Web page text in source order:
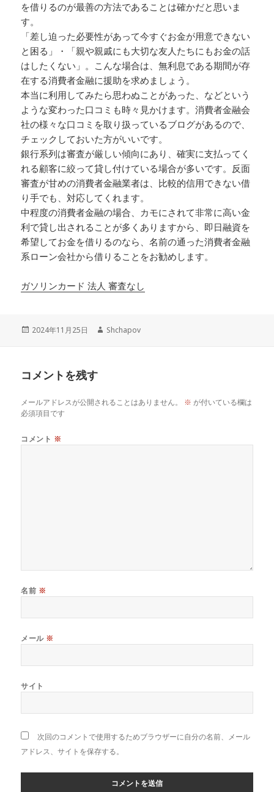
を借りるのが最善の方法であることは確かだと思いま
す。
「差し迫った必要性があって今すぐお金が用意できない
と困る」・「親や親戚にも大切な友人たちにもお金の話
はしたくない」。こんな場合は、無利息である期間が存
在する消費者金融に援助を求めましょう。
本当に利用してみたら思わぬことがあった、などという
ような変わった口コミも時々見かけます。消費者金融会
社の様々な口コミを取り扱っているブログがあるので、
チェックしておいた方がいいです。
銀行系列は審査が厳しい傾向にあり、確実に支払ってく
れる顧客に絞って貸し付けている場合が多いです。反面
審査が甘めの消費者金融業者は、比較的信用できない借
り手でも、対応してくれます。
中程度の消費者金融の場合、カモにされて非常に高い金
利で貸し出されることが多くありますから、即日融資を
希望してお金を借りるのなら、名前の通った消費者金融
系ローン会社から借りることをお勧めします。
ガソリンカード 法人 審査なし
投
2024年11月25日
作
Shchapov
コメントを残す
メールアドレスが公開されることはありません。 ※ が付いている欄は
必須項目です
コメント ※
名前 ※
メール ※
サイト
次回のコメントで使用するためブラウザーに自分の名前、メール
アドレス、サイトを保存する。